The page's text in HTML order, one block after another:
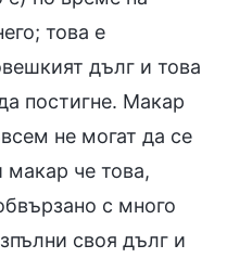
това е
дълг и това
постигне. Макар
не могат да се
макар че това,
с много
своя дълг и